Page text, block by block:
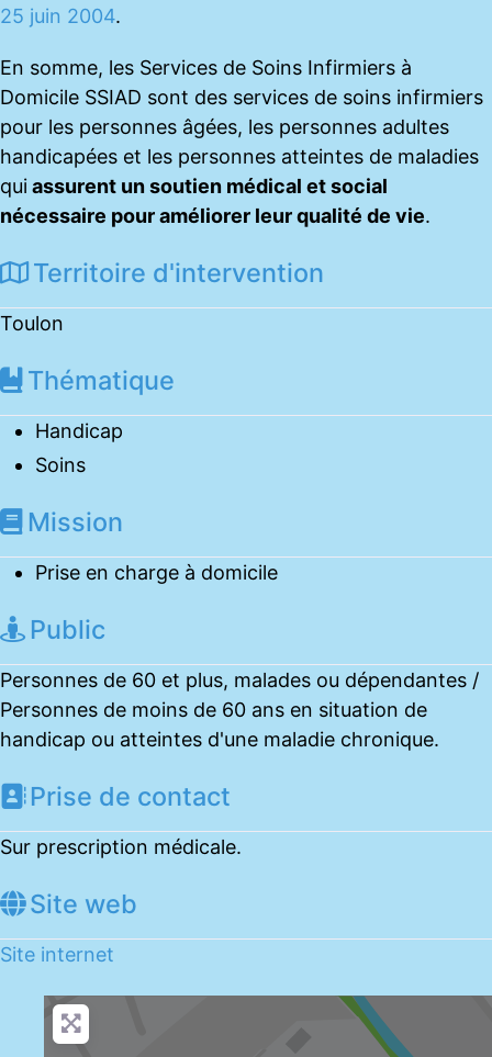
25 juin 2004.
En somme, les Services de Soins Infirmiers à
Domicile SSIAD sont des services de soins infirmiers
pour les personnes âgées, les personnes adultes
handicapées et les personnes atteintes de maladies
quiassurent un soutien médical et social
nécessaire pour améliorer leur qualité de vie.
Territoire d'intervention
Toulon
Thématique
Handicap
Soins
Mission
Prise en charge à domicile
Public
Personnes de 60 et plus, malades ou dépendantes /
Personnes de moins de 60 ans en situation de
handicap ou atteintes d'une maladie chronique.
Prise de contact
Sur prescription médicale.
Site web
Site internet